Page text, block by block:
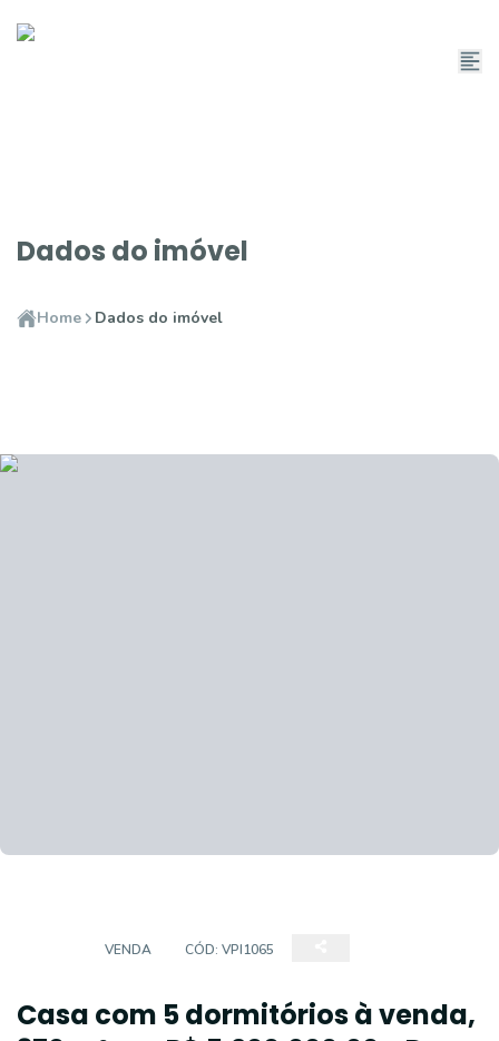
Dados do imóvel
Home Dados do imóvel
VENDA CÓD: VPI1065
Casa com 5 dormitórios à venda,